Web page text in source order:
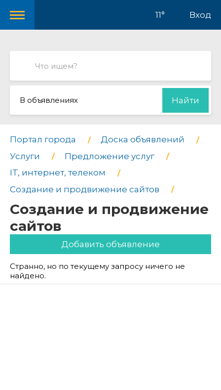
11° Вход
В объявлениях Найти
Портал города
Доска объявлений
Услуги
Предложение услуг
IT, интернет, телеком
Cоздание и продвижение сайтов
Cоздание и продвижение
сайтов
Добавить объявление
Странно, но по текущему запросу ничего не
найдено.